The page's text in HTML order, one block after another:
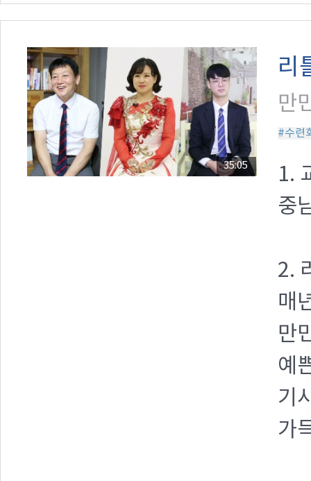
35:05
리
만
#수련
1.
중
2.
매
만
예
기
가